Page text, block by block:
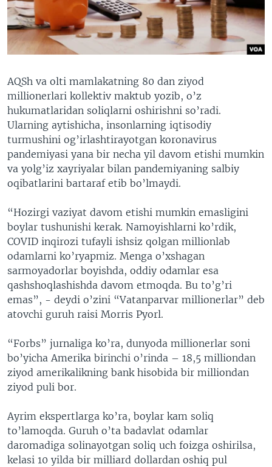
VIDEO
XABARLAR SURATLARDA
ODNOKLASSNIKI
TELEGRAM
TWITTER
SOUNDCLOUD
VOA
AQSh va olti mamlakatning 80 dan ziyod
millionerlari kollektiv maktub yozib, o’z
hukumatlaridan soliqlarni oshirishni so’radi.
Ularning aytishicha, insonlarning iqtisodiy
turmushini og’irlashtirayotgan koronavirus
pandemiyasi yana bir necha yil davom etishi mumkin
va yolg’iz xayriyalar bilan pandemiyaning salbiy
oqibatlarini bartaraf etib bo’lmaydi.
“Hozirgi vaziyat davom etishi mumkin emasligini
boylar tushunishi kerak. Namoyishlarni ko’rdik,
COVID inqirozi tufayli ishsiz qolgan millionlab
odamlarni ko’ryapmiz. Menga o’xshagan
sarmoyadorlar boyishda, oddiy odamlar esa
qashshoqlashishda davom etmoqda. Bu to’g’ri
emas”, - deydi o’zini “Vatanparvar millionerlar” deb
atovchi guruh raisi Morris Pyorl.
“Forbs” jurnaliga ko’ra, dunyoda millionerlar soni
bo’yicha Amerika birinchi o’rinda – 18,5 milliondan
ziyod amerikalikning bank hisobida bir milliondan
ziyod puli bor.
Ayrim ekspertlarga ko’ra, boylar kam soliq
to’lamoqda. Guruh o’ta badavlat odamlar
daromadiga solinayotgan soliq uch foizga oshirilsa,
kelasi 10 yilda bir milliard dollardan oshiq pul